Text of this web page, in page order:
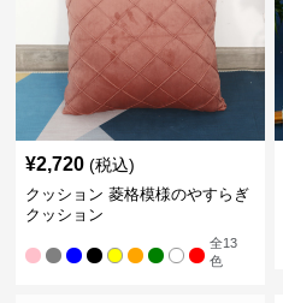
¥2,720 (税込)
クッション 菱格模様のやすらぎ
クッション
全13
色